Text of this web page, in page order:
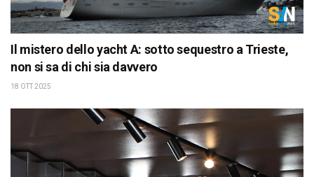
Il mistero dello yacht A: sotto sequestro a Trieste,
non si sa di chi sia davvero
18 OTT 2025